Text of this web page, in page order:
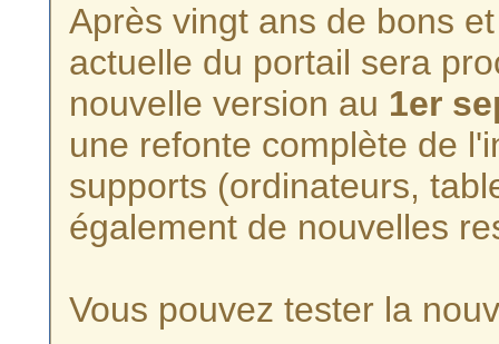
Après vingt ans de bons
actuelle du portail sera
nouvelle version au 1er
une refonte complète de
supports (ordinateurs,
également de nouvelles
Vous pouvez tester la